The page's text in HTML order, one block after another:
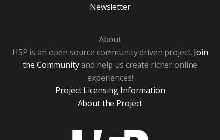
Newsletter
About
H5P is an open source community driven project. Join
the Communityand help us create richer online
experiences!
Project Licensing Information
About the Project